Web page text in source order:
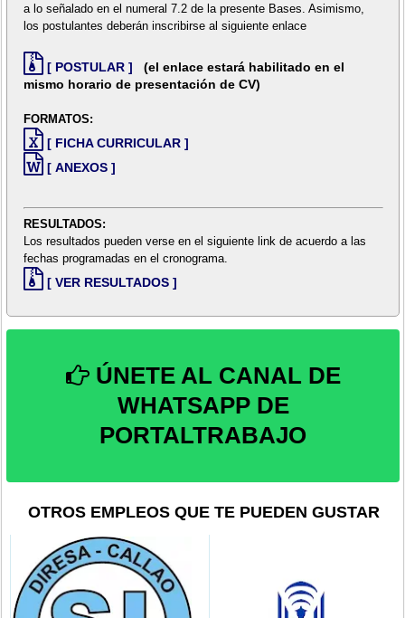
a lo señalado en el numeral 7.2 de la presente Bases. Asimismo,
los postulantes deberán inscribirse al siguiente enlace
[ POSTULAR ]
(el enlace estará habilitado en el
mismo horario de presentación de CV)
FORMATOS:
[ FICHA CURRICULAR ]
[ ANEXOS ]
RESULTADOS:
Los resultados pueden verse en el siguiente link de acuerdo a las
fechas programadas en el cronograma.
[ VER RESULTADOS ]
ÚNETE AL CANAL DE
WHATSAPP DE
PORTALTRABAJO
OTROS EMPLEOS QUE TE PUEDEN GUSTAR